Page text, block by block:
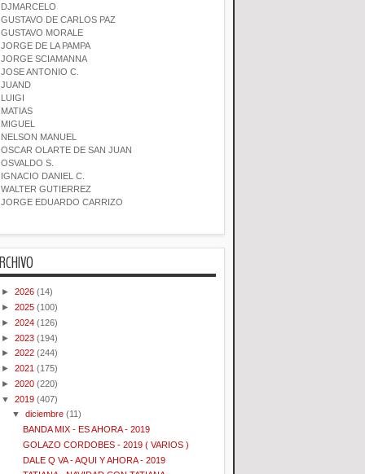
DJMARCELO
GUSTAVO DE CARLOS PAZ
GUSTAVO MORALE
JORGE DE LA PAMPA
JORGE SCIAMANNA
JOSE ANTONIO C.
JUAND
LUIGI
MATIAS
MIGUEL
NELSON MANUEL
OSCAR OLARTE DE SAN JUAN
OSVALDO S.
IGNACIO DANIEL C.
WALTER GUTIERREZ
JORGE EDUARDO CARRIZO
► 2026 (14)
► 2025 (100)
► 2024 (126)
► 2023 (194)
► 2022 (244)
► 2021 (175)
► 2020 (220)
▼ 2019 (407)
▼diciembre (11)
BANDA MIX - ES AHORA - 2019
GOLAZO CORDOBES - 2019 ( VARIOS )
DALE Q VA - AQUI Y AHORA - 2019